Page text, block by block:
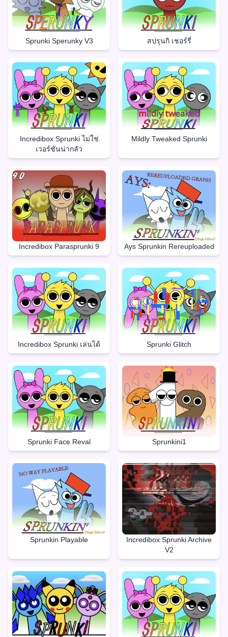
Sprunki Sperunky V3 สปรุนกิ เชอร์รี่
Incredibox Sprunki ไม่ใช่
เวอร์ชันน่ากลัว
Mildly Tweaked Sprunki
Incredibox Parasprunki 9 Ays Sprunkin Rereuploaded
Incredibox Sprunki เล่นได้ Sprunki Glitch
Sprunki Face Reval Sprunkini1
Sprunkin Playable
Incredibox Sprunki Archive
V2